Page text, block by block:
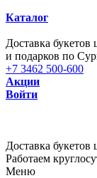
Каталог
Доставка букетов
и подарков по
+7 3462 500-600
Акции
Войти
Доставка
Работаем
Меню